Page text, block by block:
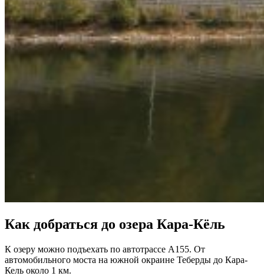
Как добраться до озера Кара-Кёль
К озеру можно подъехать по автотрассе А155. От
автомобильного моста на южной окраине Теберды до Кара-
Кель около 1 км.